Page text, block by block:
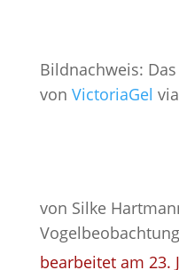
Bildnachweis:
von VictoriaGel
von Silke
bearbeitet am 23.